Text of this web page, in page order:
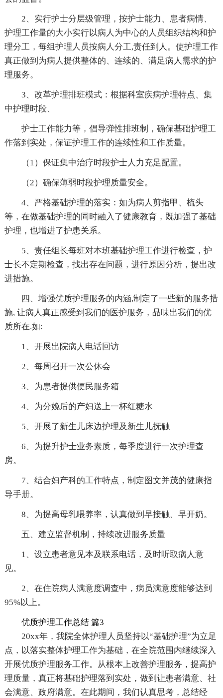
2、实行护士分层级管理，按护士能力、患者病情、
护理工作量的大小实行以病人为中心的人员组织结构和护
理分工，每组护理人员按病人分工,责任到人。使护理工作
真正做到为病人提供整体的、连续的、满足病人需求的护
理服务。
3、改革护理排班模式：根据科室疾病护理特点、集
中护理时段、
护士工作能力等，倡导弹性排班制，确保基础护理工
作落到实处，保证护理工作的连续性和工作质量。
（1）保证集中治疗时段护士人力充足配置。
（2）确保薄弱时段护理质量安全。
4、严格基础护理的落实：如为病人剪指甲、梳头
等，在做基础护理的同时融入了健康教育，既加强了基础
护理，也增进了护患关系。
5、责任组长每班对本班基础护理工作进行检查，护
士长不定期检查，找出存在问题，进行原因分析，提出改
进措施。
四、增强优质护理服务的内涵,制定了一些新的服务措
施, 让病人真正感受到我们的医护服务，品味出我们的优
质所在.如:
1、开展出院病人电话回访
2、每周召开一次公休会
3、为患者提供便民服务箱
4、为分娩后的产妇送上一杯红糖水
5、开展了新生儿床边护理及新生儿抚触
6、为提升护士业务素质，每季度进行一次护理查
房。
7、结合妇产科的工作特点，制定图文并茂的健康指
导手册。
8、为提高母乳喂养率，认真做到早接触、早开奶。
五、建立监督机制，持续改进服务质量
1、设立患者意见本及联系电话，及时听取病人意
见。
2、在住院病人满意度调查中，病员满意度能够达到
95%以上。
优质护理工作总结 篇3
20xx年，我院全体护理人员坚持以“基础护理”为立足
点，以落实整体护理工作为基础，在全院范围内继续深入
开展优质护理服务工作。从根本上改善护理服务，提高护
理质量，真正将基础护理落到实处，做到让患者满意、社
会满意、政府满意。在此期间，我们认真思考，总结经